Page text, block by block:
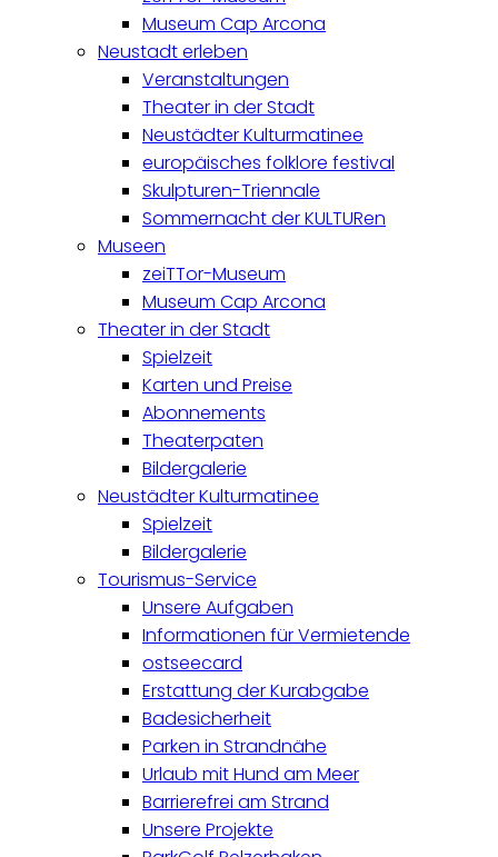
Museum Cap Arcona
Neustadt erleben
Veranstaltungen
Theater in der Stadt
Neustädter Kulturmatinee
europäisches folklore festival
Skulpturen-Triennale
Sommernacht der KULTURen
Museen
zeiTTor-Museum
Museum Cap Arcona
Theater in der Stadt
Spielzeit
Karten und Preise
Abonnements
Theaterpaten
Bildergalerie
Neustädter Kulturmatinee
Spielzeit
Bildergalerie
Tourismus-Service
Unsere Aufgaben
Informationen für Vermietende
ostseecard
Erstattung der Kurabgabe
Badesicherheit
Parken in Strandnähe
Urlaub mit Hund am Meer
Barrierefrei am Strand
Unsere Projekte